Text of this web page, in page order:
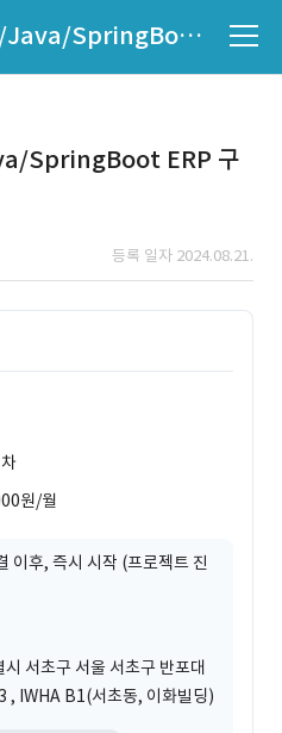
Next.js/React.js/Java/SpringBoot ERP 구축 및 개발
SpringBoot ERP 구
등록 일자 2024.08.21.
원/월
이후, 즉시 시작 (프로젝트 진
시 서초구 서울 서초구 반포대
, IWHA B1(서초동, 이화빌딩)